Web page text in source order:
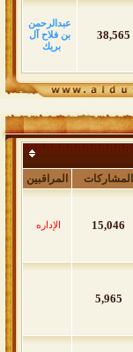
38,565
عبدالرحمن
بن فلاح آل
بريك
المشاركات المراقبين
15,046 الإداره
5,965